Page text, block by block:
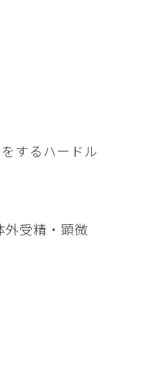
するハードル
受精・顕微